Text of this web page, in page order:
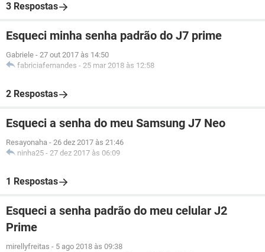
3 Respostas
Esqueci minha senha padrão do J7 prime
Gabriele - 27 out 2017 às 14:50
fabriciafernandes - 25 mar 2018 às 12:58
2 Respostas
Esqueci a senha do meu Samsung J7 Neo
Resayonaha - 26 dez 2017 às 21:46
ninha25 - 27 dez 2017 às 06:09
1 Respostas
Esqueci a senha padrão do meu celular J2
Prime
mirellyfreitas - 5 ago 2018 às 09:38